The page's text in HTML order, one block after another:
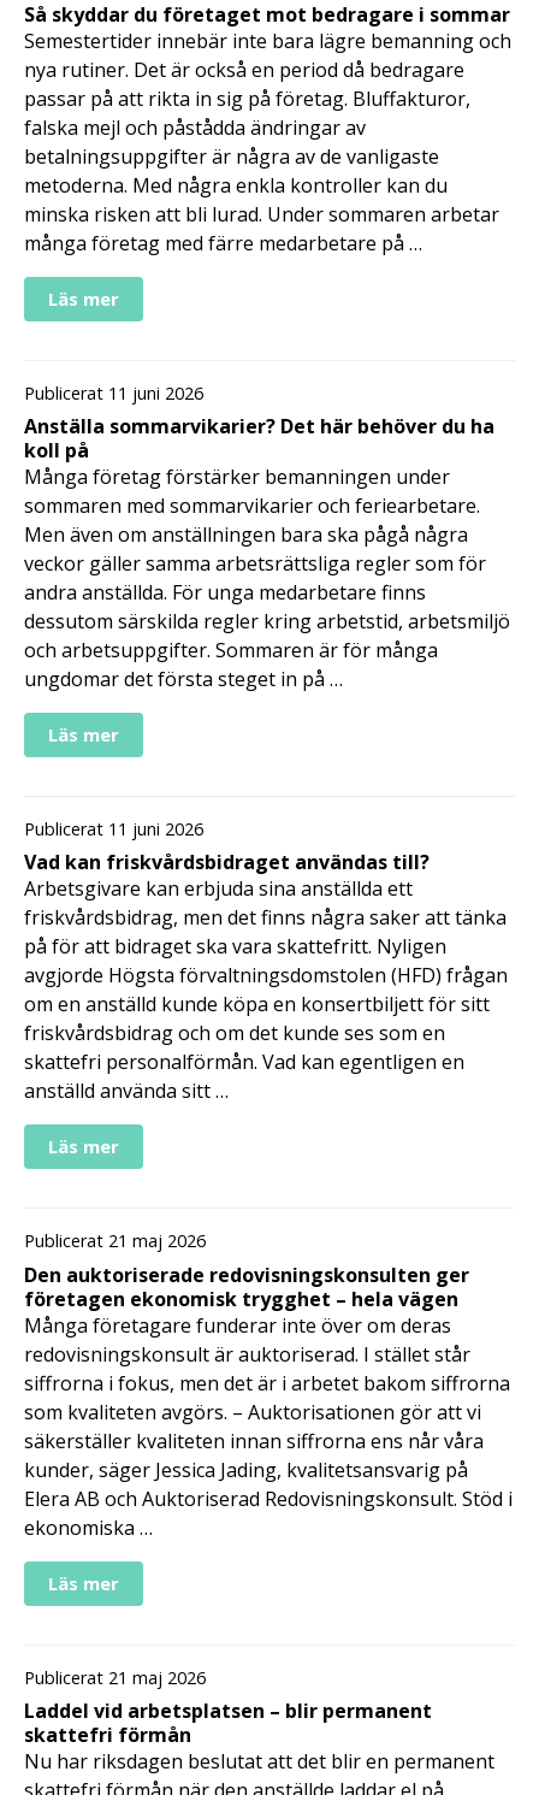
Så skyddar du företaget mot bedragare i sommar
Semestertider innebär inte bara lägre bemanning och
nya rutiner. Det är också en period då bedragare
passar på att rikta in sig på företag. Bluffakturor,
falska mejl och påstådda ändringar av
betalningsuppgifter är några av de vanligaste
metoderna. Med några enkla kontroller kan du
minska risken att bli lurad. Under sommaren arbetar
många företag med färre medarbetare på …
Läs mer
Publicerat 11 juni 2026
Anställa sommarvikarier? Det här behöver du ha
koll på
Många företag förstärker bemanningen under
sommaren med sommarvikarier och feriearbetare.
Men även om anställningen bara ska pågå några
veckor gäller samma arbetsrättsliga regler som för
andra anställda. För unga medarbetare finns
dessutom särskilda regler kring arbetstid, arbetsmiljö
och arbetsuppgifter. Sommaren är för många
ungdomar det första steget in på …
Läs mer
Publicerat 11 juni 2026
Vad kan friskvårdsbidraget användas till?
Arbetsgivare kan erbjuda sina anställda ett
friskvårdsbidrag, men det finns några saker att tänka
på för att bidraget ska vara skattefritt. Nyligen
avgjorde Högsta förvaltningsdomstolen (HFD) frågan
om en anställd kunde köpa en konsertbiljett för sitt
friskvårdsbidrag och om det kunde ses som en
skattefri personalförmån. Vad kan egentligen en
anställd använda sitt …
Läs mer
Publicerat 21 maj 2026
Den auktoriserade redovisningskonsulten ger
företagen ekonomisk trygghet – hela vägen
Många företagare funderar inte över om deras
redovisningskonsult är auktoriserad. I stället står
siffrorna i fokus, men det är i arbetet bakom siffrorna
som kvaliteten avgörs. – Auktorisationen gör att vi
säkerställer kvaliteten innan siffrorna ens når våra
kunder, säger Jessica Jading, kvalitetsansvarig på
Elera AB och Auktoriserad Redovisningskonsult. Stöd i
ekonomiska …
Läs mer
Publicerat 21 maj 2026
Laddel vid arbetsplatsen – blir permanent
skattefri förmån
Nu har riksdagen beslutat att det blir en permanent